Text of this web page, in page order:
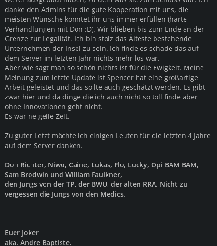
danke den Admins für die gute Kooperation mit uns, die
meisten Wünsche konntet ihr uns immer erfüllen (harte
Verhandlungen mit Don :D). Wir blieben bis zum Ende an der
Grenze zur Legalität. Ich bin stolz das Älteste bestehende
Unternehmen der Insel zu sein. Ich finde es schade das auf
dem Server im letzten Jahr nichts mehr los war.
Aber wie sagt man so schön nichts ist für die Ewigkeit. Meine
Meinung zum letzte Update ist Spencer hat eine großartige
Arbeit geleistet und das sollte auch geschätzt werden. Es gibt
zwar hier und da dinge die ich auch nicht so toll finde aber
ohne Innovationen geht nicht.
Es war ne geile Zeit.
Zu guter Letzt möchte ich einigen Leuten für die letzten 4 Jahre
auf dem Server danken.
Don Richter, Niwo, Caine, Lukas, Flo, Lucky, Opi BAM BAM,
Sam Brodwin und William Faulkner,
den Jungs von der TP, der BWU, der alten RRA. Nicht zu
vergessen die Jungs von den Medics.
Euer Joker
aka. Andre Baptiste.